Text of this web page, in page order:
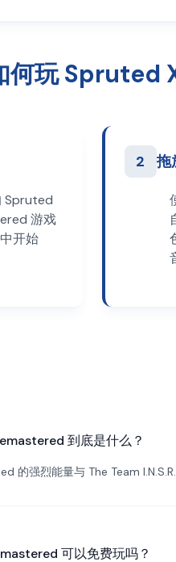
何玩 Spruted
Spruted
游戏
开始
2 拖
到底是什么？
的强烈能量与 The Team
可以免费玩吗？